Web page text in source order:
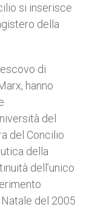
si inserisce
della
di
hanno
del
del Concilio
della
dell’unico
del 2005